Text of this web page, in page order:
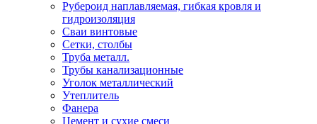
Рубероид наплавляемая, гибкая кровля и
гидроизоляция
Сваи винтовые
Сетки, столбы
Труба металл.
Трубы канализационные
Уголок металлический
Утеплитель
Фанера
Цемент и сухие смеси